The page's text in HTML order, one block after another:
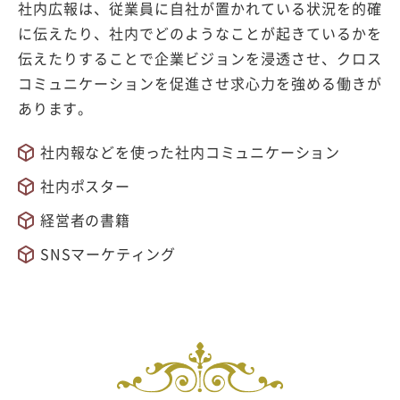
社内広報は、従業員に自社が置かれている状況を的確
に伝えたり、社内でどのようなことが起きているかを
伝えたりすることで企業ビジョンを浸透させ、クロス
コミュニケーションを促進させ求心力を強める働きが
あります。
社内報などを使った社内コミュニケーション
社内ポスター
経営者の書籍
SNSマーケティング